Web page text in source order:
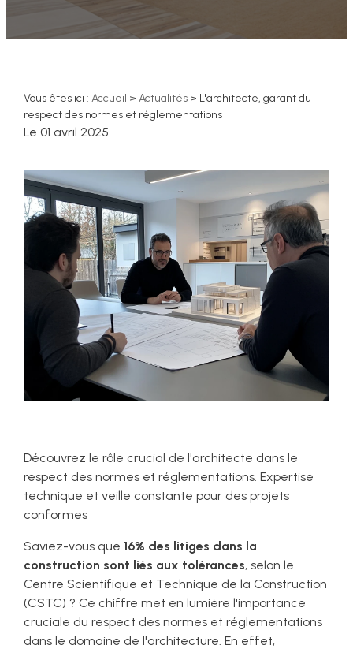
Vous êtes ici : Accueil > Actualités> L'architecte, garant du
respect des normes et réglementations
Le 01 avril 2025
Découvrez le rôle crucial de l'architecte dans le
respect des normes et réglementations. Expertise
technique et veille constante pour des projets
conformes
Saviez-vous que 16% des litiges dans la
construction sont liés aux tolérances, selon le
Centre Scientifique et Technique de la Construction
(CSTC) ? Ce chiffre met en lumière l'importance
cruciale du respect des normes et réglementations
dans le domaine de l'architecture. En effet,